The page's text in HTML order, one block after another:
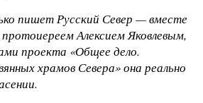
пишет Русский Север — вместе
Алексием Яковлевым,
проекта «Общее дело.
храмов Севера» она реально